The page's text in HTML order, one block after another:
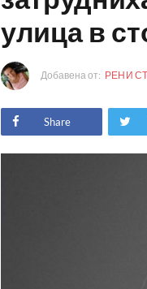
улица в
Добавена от: РЕНИ
Share